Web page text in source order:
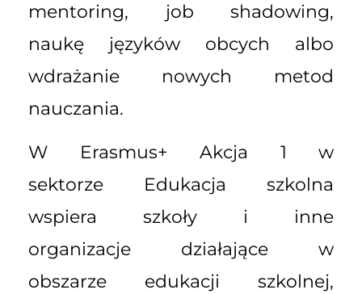
mentoring, job shadowing,
naukę języków obcych albo
wdrażanie nowych metod
nauczania.
W Erasmus+ Akcja 1 w
sektorze Edukacja szkolna
wspiera szkoły i inne
organizacje działające w
obszarze edukacji szkolnej,